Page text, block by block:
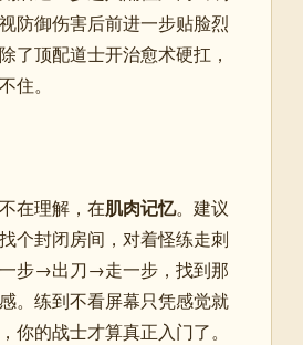
防御伤害后前进一步贴脸烈
了顶配道士开治愈术硬扛，
住。
在理解，在肌肉记忆。建议
个封闭房间，对着怪练走刺
步→出刀→走一步，找到那
。练到不看屏幕只凭感觉就
你的战士才算真正入门了。